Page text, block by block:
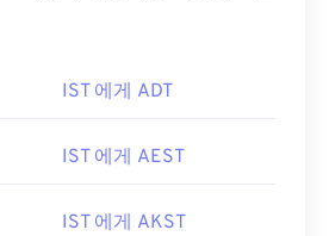
IST 에게 ADT
IST 에게 AEST
IST 에게 AKST